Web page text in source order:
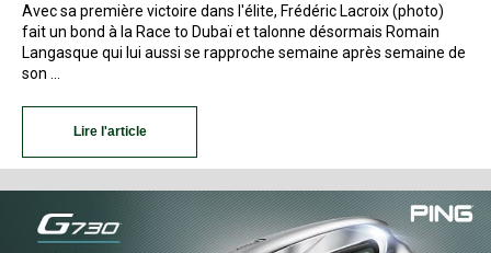
Avec sa première victoire dans l'élite, Frédéric Lacroix (photo)
fait un bond à la Race to Dubaï et talonne désormais Romain
Langasque qui lui aussi se rapproche semaine après semaine de
son …
Lire l'article